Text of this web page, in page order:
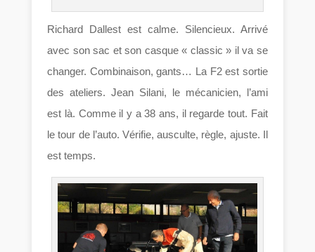
Richard Dallest est calme. Silencieux. Arrivé
avec son sac et son casque « classic » il va se
changer. Combinaison, gants… La F2 est sortie
des ateliers. Jean Silani, le mécanicien, l’ami
est là. Comme il y a 38 ans, il regarde tout. Fait
le tour de l’auto. Vérifie, ausculte, règle, ajuste. Il
est temps.